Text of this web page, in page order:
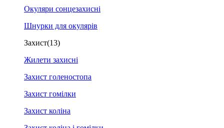
Окуляри сонцезахисні
Шнурки для окулярів
Захист(13)
Жилети захисні
Захист голеностопа
Захист гомілки
Захист коліна